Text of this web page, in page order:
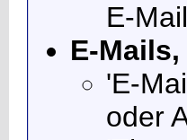
E-
E-
'E-
oder